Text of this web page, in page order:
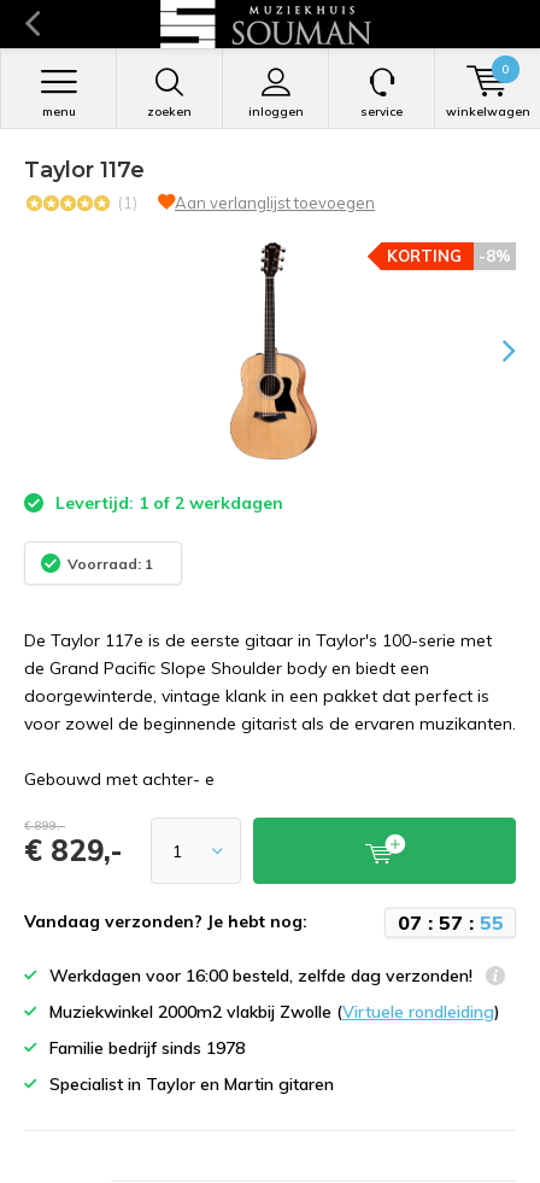
zoeken inloggen
menu service winkelwagen
0
Taylor 117e
(1) Aan verlanglijst toevoegen
-8%
KORTING
Levertijd: 1 of 2 werkdagen
Voorraad: 1
De Taylor 117e is de eerste gitaar in Taylor's 100-serie met
de Grand Pacific Slope Shoulder body en biedt een
doorgewinterde, vintage klank in een pakket dat perfect is
voor zowel de beginnende gitarist als de ervaren muzikanten.
Gebouwd met achter- e
€ 899,-
€ 829,-
Vandaag verzonden? Je hebt nog: 07 : 57 : 54
Werkdagen voor 16:00 besteld, zelfde dag verzonden!
Muziekwinkel 2000m2 vlakbij Zwolle (Virtuele rondleiding)
Familie bedrijf sinds 1978
Specialist in Taylor en Martin gitaren